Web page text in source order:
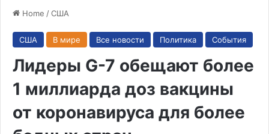
Home /США
США В мире Все новости Политика События
Лидеры G-7 обещают более
1 миллиарда доз вакцины
от коронавируса для более